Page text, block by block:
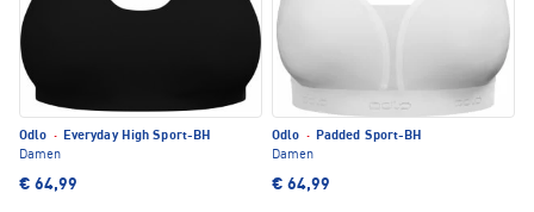
Odlo ·
Everyday High Sport-BH
Damen
€ 64,99
Odlo ·
Padded Sport-BH
Damen
€ 64,99